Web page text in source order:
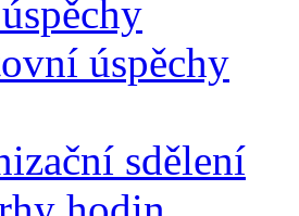
úspěchy
sdělení